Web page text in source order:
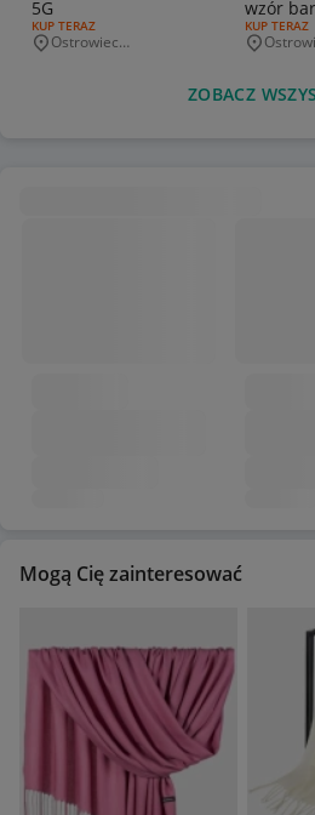
5G
RODZAJ OFERTY:
KUP TERAZ
Miejscowość
Ostrowiec
wzór
XL
RODZAJ
KUP TERAZ
ZOBACZ
Mogą Cię zainteresować